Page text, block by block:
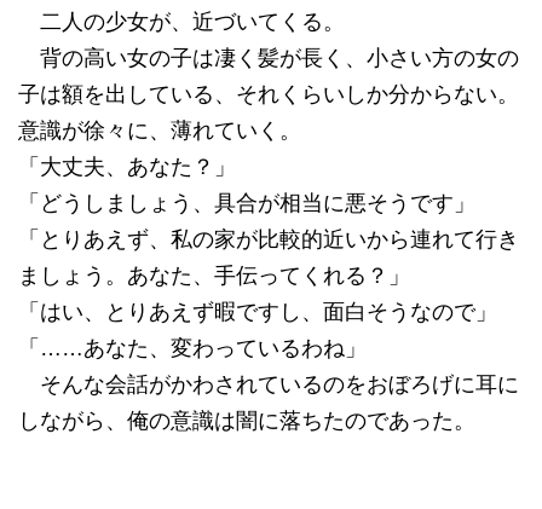
二人の少女が、近づいてくる。
背の高い女の子は凄く髪が長く、小さい方の女の
子は額を出している、それくらいしか分からない。
意識が徐々に、薄れていく。
「大丈夫、あなた？」
「どうしましょう、具合が相当に悪そうです」
「とりあえず、私の家が比較的近いから連れて行き
ましょう。あなた、手伝ってくれる？」
「はい、とりあえず暇ですし、面白そうなので」
「……あなた、変わっているわね」
そんな会話がかわされているのをおぼろげに耳に
しながら、俺の意識は闇に落ちたのであった。